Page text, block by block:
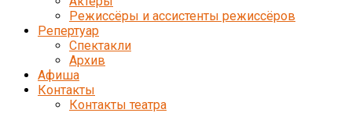
Режиссёры и ассистенты режиссёров
Репертуар
Спектакли
Архив
Афиша
Контакты
Контакты театра